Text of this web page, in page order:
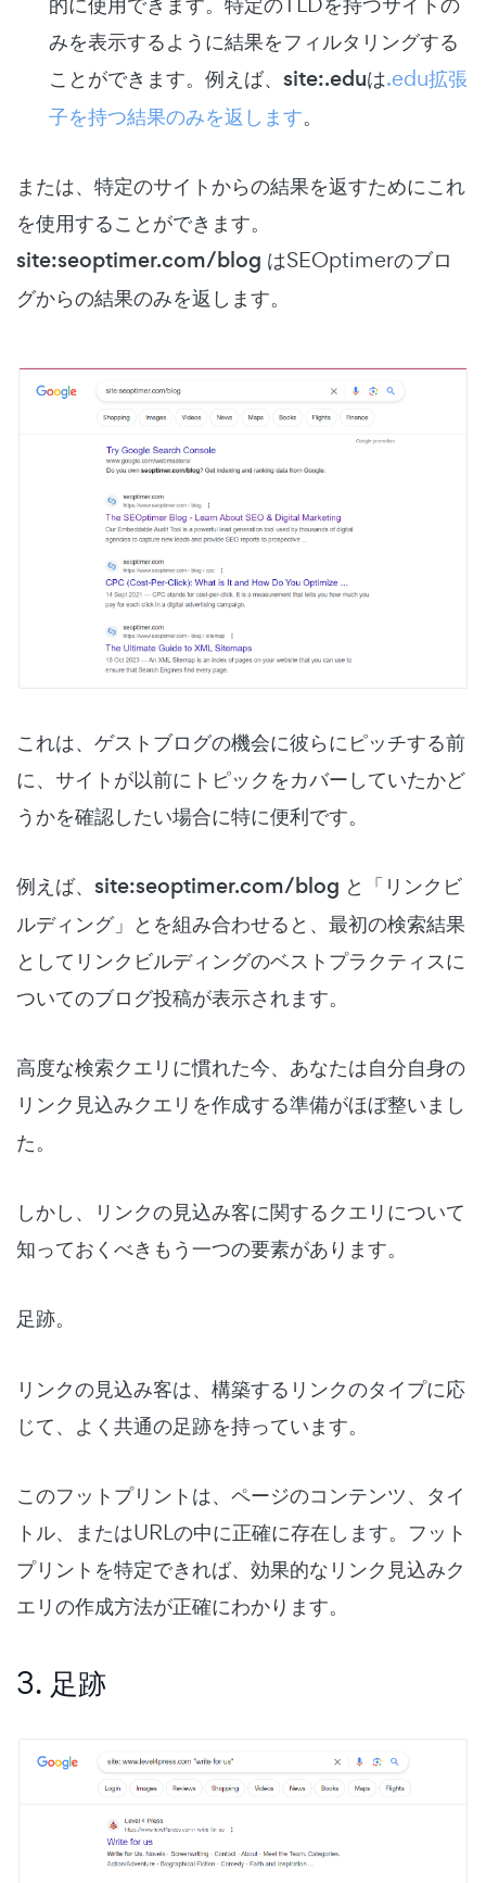
みを表示するように結果をフィルタリングする
ことができます。例えば、 site:.eduは.edu拡張
子を持つ結果のみを返します。
または、特定のサイトからの結果を返すためにこれ
を使用することができます。
site:seoptimer.com/blog はSEOptimerのブロ
グからの結果のみを返します。
これは、ゲストブログの機会に彼らにピッチする前
に、サイトが以前にトピックをカバーしていたかど
うかを確認したい場合に特に便利です。
例えば、 site:seoptimer.com/blog と「リンクビ
ルディング」とを組み合わせると、最初の検索結果
としてリンクビルディングのベストプラクティスに
ついてのブログ投稿が表示されます。
高度な検索クエリに慣れた今、あなたは自分自身の
リンク見込みクエリ を作成する準備がほぼ整いまし
た。
しかし、リンクの見込み客に関するクエリについて
知っておくべきもう一つの要素があります。
足跡。
リンクの見込み客は、構築するリンクのタイプに応
じて、よく共通の足跡を持っています。
このフットプリントは、ページのコンテンツ、タイ
トル、またはURLの中に正確に存在します。フット
プリントを特定できれば、効果的なリンク見込みク
エリの作成方法が正確にわかります。
3. 足跡